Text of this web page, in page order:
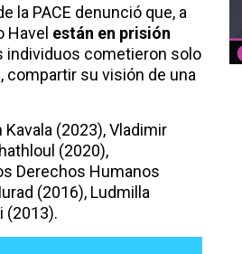
la PACE denunció que, a
Havel están en prisión
individuos cometieron solo
compartir su visión de una
(2023), Vladimir
(2020),
Derechos Humanos
(2016), Ludmilla
(2013).